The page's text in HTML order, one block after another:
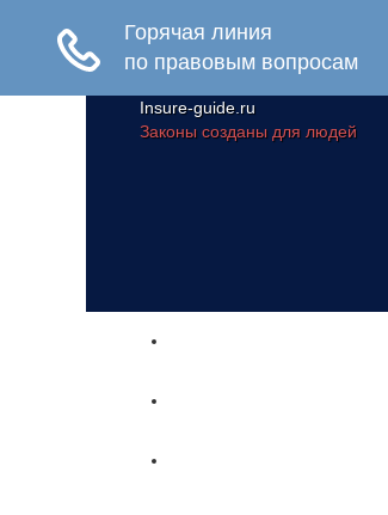
Insure-guide.ru
Законы созданы для людей